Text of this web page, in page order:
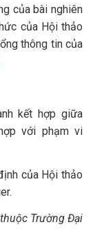
của bài nghiên
của Hội thảo
thông tin của
kết hợp giữa
với phạm vi
của Hội thảo
Trường Đại